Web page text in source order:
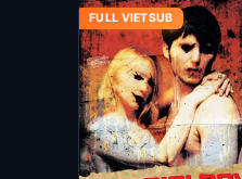
FULL VIETSUB